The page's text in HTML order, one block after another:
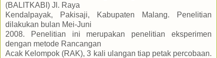
(BALITKABI) Jl. Raya
Kendalpayak, Pakisaji, Kabupaten Malang. Penelitian
dilakukan bulan Mei-Juni
2008. Penelitian ini merupakan penelitian eksperimen
dengan metode Rancangan
Acak Kelompok (RAK), 3 kali ulangan tiap petak percobaan.